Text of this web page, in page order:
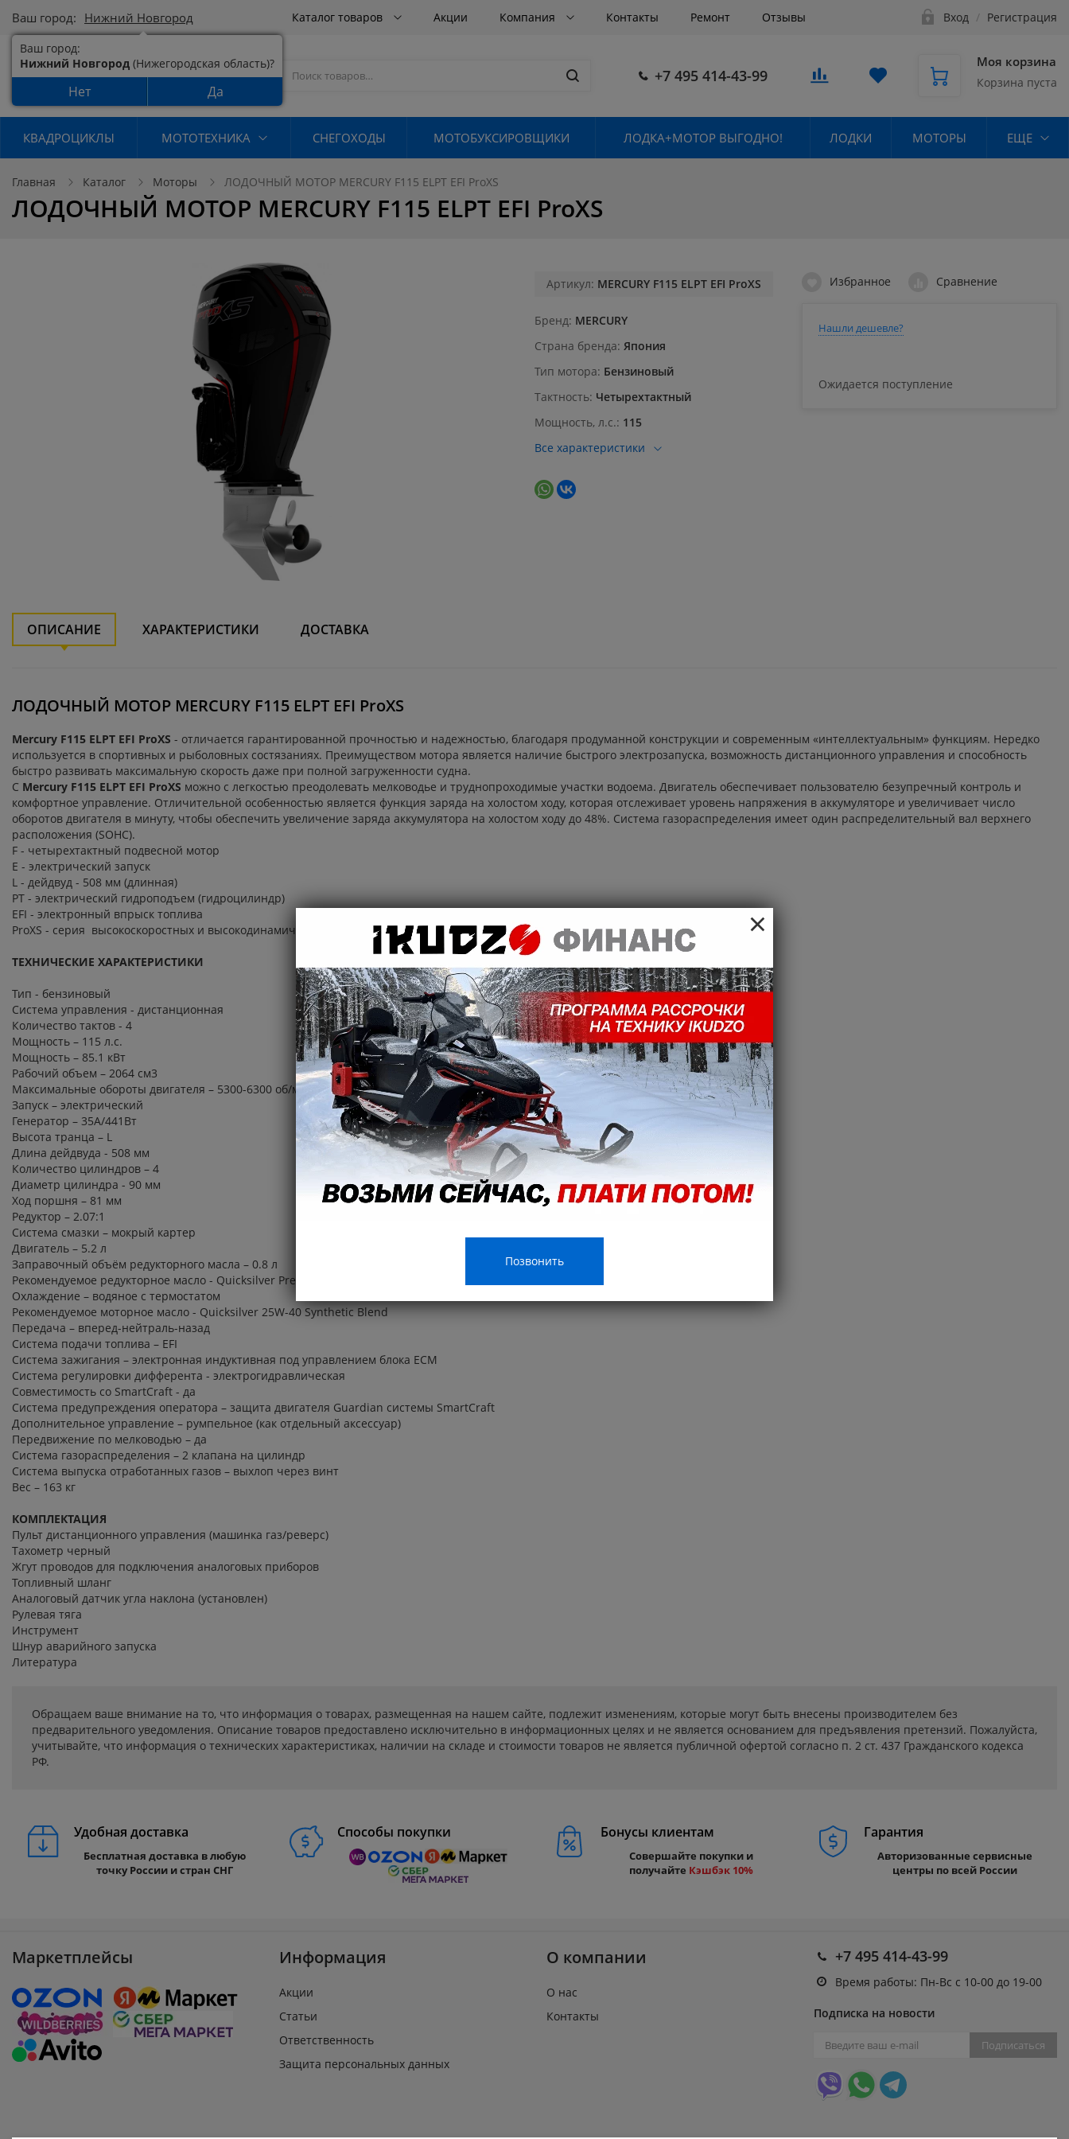
Ваш город: Нижний Новгород
Ваш город:
Нижний Новгород (Нижегородская область)?
Нет Да
Каталог товаров Акции Компания Контакты Ремонт Отзывы Вход / Регистрация
+7 495 414-43-99
Моя корзина
Корзина пуста
КВАДРОЦИКЛЫ МОТОТЕХНИКА СНЕГОХОДЫ МОТОБУКСИРОВЩИКИ ЛОДКА+МОТОР ВЫГОДНО! ЛОДКИ МОТОРЫ ЕЩЕ
Главная Каталог Моторы ЛОДОЧНЫЙ МОТОР MERCURY F115 ELPT EFI ProXS
ЛОДОЧНЫЙ МОТОР MERCURY F115 ELPT EFI ProXS
Артикул: MERCURY F115 ELPT EFI ProXS
Бренд MERCURY
Страна бренда Япония
Тип мотора Бензиновый
Тактность Четырехтактный
Мощность, л.с. 115
Все характеристики
Избранное Сравнение
Нашли дешевле?
Ожидается поступление
ОПИСАНИЕ ХАРАКТЕРИСТИКИ ДОСТАВКА
ЛОДОЧНЫЙ МОТОР MERCURY F115 ELPT EFI ProXS
Mercury F115 ELPT EFI ProXS - отличается гарантированной прочностью и надежностью, благодаря продуманной конструкции и современным «интеллектуальным» функциям. Нередко
используется в спортивных и рыболовных состязаниях. Преимуществом мотора является наличие быстрого электрозапуска, возможность дистанционного управления и способность
быстро развивать максимальную скорость даже при полной загруженности судна.
С Mercury F115 ELPT EFI ProXS можно с легкостью преодолевать мелководье и труднопроходимые участки водоема. Двигатель обеспечивает пользователю безупречный контроль и
комфортное управление. Отличительной особенностью является функция заряда на холостом ходу, которая отслеживает уровень напряжения в аккумуляторе и увеличивает число
оборотов двигателя в минуту, чтобы обеспечить увеличение заряда аккумулятора на холостом ходу до 48%. Система газораспределения имеет один распределительный вал верхнего
расположения (SOHC).
F - четырехтактный подвесной мотор
Е - электрический запуск
L - дейдвуд - 508 мм (длинная)
PT - электрический гидроподъем (гидроцилиндр)
EFI - электронный впрыск топлива
ProXS - серия высокоскоростных и высокодинамичных моторов
ТЕХНИЧЕСКИЕ ХАРАКТЕРИСТИКИ
Тип - бензиновый
Система управления - дистанционная
Количество тактов - 4
Мощность – 115 л.с.
Мощность – 85.1 кВт
Рабочий объем – 2064 см3
Максимальные обороты двигателя – 5300-6300 об/мин
Запуск – электрический
Генератор – 35А/441Вт
Высота транца – L
Длина дейдвуда - 508 мм
Количество цилиндров – 4
Диаметр цилиндра - 90 мм
Ход поршня – 81 мм
Редуктор – 2.07:1
Система смазки – мокрый картер
Двигатель – 5.2 л
Заправочный объём редукторного масла – 0.8 л
Рекомендуемое редукторное масло - Quicksilver Premium Gear Lube
Охлаждение – водяное с термостатом
Рекомендуемое моторное масло - Quicksilver 25W-40 Synthetic Blend
Передача – вперед-нейтраль-назад
Система подачи топлива – EFI
Система зажигания – электронная индуктивная под управлением блока ECM
Система регулировки дифферента - электрогидравлическая
Совместимость со SmartCraft - да
Система предупреждения оператора – защита двигателя Guardian системы SmartCraft
Дополнительное управление – румпельное (как отдельный аксессуар)
Передвижение по мелководью – да
Система газораспределения – 2 клапана на цилиндр
Система выпуска отработанных газов – выхлоп через винт
Вес – 163 кг
КОМПЛЕКТАЦИЯ
Пульт дистанционного управления (машинка газ/реверс)
Тахометр черный
Жгут проводов для подключения аналоговых приборов
Топливный шланг
Аналоговый датчик угла наклона (установлен)
Рулевая тяга
Инструмент
Шнур аварийного запуска
Литература
Обращаем ваше внимание на то, что информация о товарах, размещенная на нашем сайте, подлежит изменениям, которые могут быть внесены производителем без
предварительного уведомления. Описание товаров предоставлено исключительно в информационных целях и не является основанием для предъявления претензий. Пожалуйста,
учитывайте, что информация о технических характеристиках, наличии на складе и стоимости товаров не является публичной офертой согласно п. 2 ст. 437 Гражданского кодекса
РФ.
Удобная доставка
Бесплатная доставка в любую
точку России и стран СНГ
Способы покупки Бонусы клиентам
Совершайте покупки и
получайте Кэшбэк 10%
Гарантия
Авторизованные сервисные
центры по всей России
Маркетплейсы Информация
Акции
Статьи
Ответственность
Защита персональных данных
О компании
О нас
Контакты
+7 495 414-43-99
Время работы: Пн-Вс с 10-00 до 19-00
Подписка на новости
Подписаться
×
Позвонить